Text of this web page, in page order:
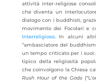
attività inter-religiose
che diventa un
dialogo con i buddhisti,
movimento dei Focolari e
Interreligioso. In alcuni
“ambasciatore del
un tempo criticato per i
tipico della religiosità
che coinvolgono la Chiesa
Rush Hour of the Gods